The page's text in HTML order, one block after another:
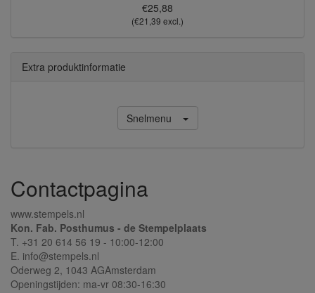
€25,88
(€21,39 excl.)
Extra produktinformatie
Snelmenu
Contactpagina
www.stempels.nl
Kon. Fab. Posthumus - de Stempelplaats
T. +31 20 614 56 19 - 10:00-12:00
E. info@stempels.nl
Oderweg 2, 1043 AGAmsterdam
Openingstijden: ma-vr 08:30-16:30